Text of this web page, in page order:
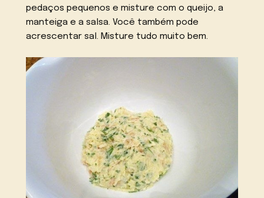
pedaços pequenos e misture com o queijo, a
manteiga e a salsa. Você também pode
acrescentar sal. Misture tudo muito bem.